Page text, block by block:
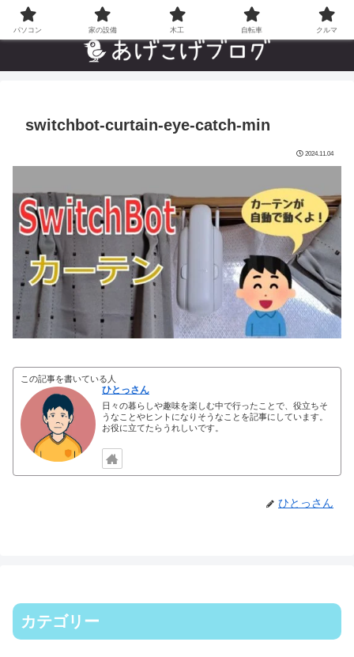
自分でやった”あんなことやこんなこと”の趣味ブログ
switchbot-curtain-eye-catch-min
2024.11.04
この記事を書いている人
ひとっさん
日々の暮らしや趣味を楽しむ中で行ったことで、役立ちそ
うなことやヒントになりそうなことを記事にしています。
お役に立てたらうれしいです。
ひとっさん
パソコン 家の設備 木工 自転車 クルマ